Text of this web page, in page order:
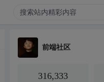
前端社区
316,333